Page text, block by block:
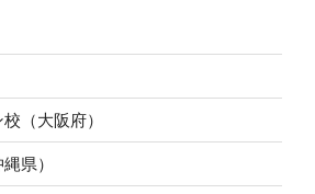
（大阪府）
県）